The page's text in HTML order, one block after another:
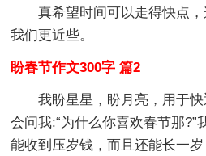
真希望时间可以走得快点
我们更近些。
盼春节作文300字 篇2
我盼星星，盼月亮，用于
会问我:“为什么你喜欢春节那?”
能收到压岁钱，而且还能长一